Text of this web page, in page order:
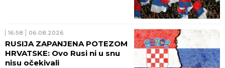
16:58 06.08.2026
RUSIJA ZAPANJENA POTEZOM
HRVATSKE: Ovo Rusi ni u snu
nisu očekivali